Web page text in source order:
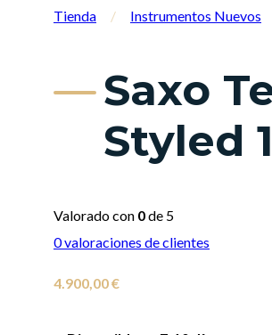
Tienda / Instrumentos Nuevos
Saxo
Styled
Valorado con 0de 5
0valoraciones de clientes
4.900,00€